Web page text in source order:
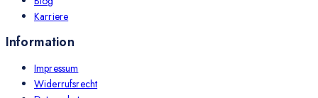
Karriere
Information
Impressum
Widerrufsrecht